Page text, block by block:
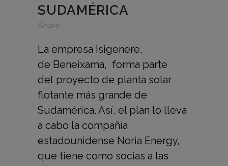
SUDAMÉRICA
Share
La empresa Isigenere,
de Beneixama, forma parte
del proyecto de planta solar
flotante más grande de
Sudamérica. Así, el plan lo lleva
a cabo la compañía
estadounidense Noria Energy,
que tiene como socias a las